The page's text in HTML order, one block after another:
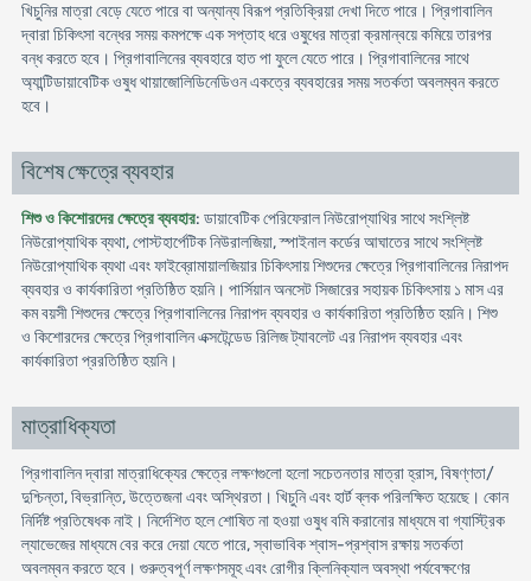
খিচুনির মাত্রা বেড়ে যেতে পারে বা অন্যান্য বিরূপ প্রতিক্রিয়া দেখা দিতে পারে। প্রিগাবালিন
দ্বারা চিকিৎসা বন্ধের সময় কমপক্ষে এক সপ্তাহ ধরে ওষুধের মাত্রা ক্রমান্বয়ে কমিয়ে তারপর
বন্ধ করতে হবে। প্রিগাবালিনের ব্যবহারে হাত পা ফুলে যেতে পারে। প্রিগাবালিনের সাথে
অ্যান্টিডায়াবেটিক ওষুধ থায়াজোলিডিনেডিওন একত্রে ব্যবহারের সময় সতর্কতা অবলম্বন করতে
হবে।
বিশেষ ক্ষেত্রে ব্যবহার
শিশু ও কিশোরদের ক্ষেত্রে ব্যবহার: ডায়াবেটিক পেরিফেরাল নিউরোপ্যাথির সাথে সংশ্লিষ্ট
নিউরোপ্যাথিক ব্যথা, পোস্টহার্পেটিক নিউরালজিয়া, স্পাইনাল কর্ডের আঘাতের সাথে সংশ্লিষ্ট
নিউরোপ্যাথিক ব্যথা এবং ফাইব্রোমায়ালজিয়ার চিকিৎসায় শিশুদের ক্ষেত্রে প্রিগাবালিনের নিরাপদ
ব্যবহার ও কার্যকারিতা প্রতিষ্ঠিত হয়নি। পার্সিয়ান অনসেট সিজারের সহায়ক চিকিৎসায় ১ মাস এর
কম বয়সী শিশুদের ক্ষেত্রে প্রিগাবালিনের নিরাপদ ব্যবহার ও কার্যকারিতা প্রতিষ্ঠিত হয়নি। শিশু
ও কিশোরদের ক্ষেত্রে প্রিগাবালিন এক্সটেন্ডেড রিলিজ ট্যাবলেট এর নিরাপদ ব্যবহার এবং
কার্যকারিতা প্ররতিষ্ঠিত হয়নি।
মাত্রাধিক্যতা
প্রিগাবালিন দ্বারা মাত্রাধিক্যের ক্ষেত্রে লক্ষণগুলো হলো সচেতনতার মাত্রা হ্রাস, বিষণ্ণতা/
দুশ্চিন্তা, বিভ্রান্তি, উত্তেজনা এবং অস্থিরতা। খিচুনি এবং হার্ট ব্লক পরিলক্ষিত হয়েছে। কোন
নির্দিষ্ট প্রতিষেধক নাই। নির্দেশিত হলে শোষিত না হওয়া ওষুধ বমি করানোর মাধ্যমে বা গ্যাস্ট্রিক
ল্যাভেজের মাধ্যমে বের করে দেয়া যেতে পারে, স্বাভাবিক শ্বাস-প্রশ্বাস রক্ষায় সতর্কতা
অবলম্বন করতে হবে। গুরুত্বপূর্ণ লক্ষণসমূহ এবং রোগীর ক্লিনিক্যাল অবস্থা পর্যবেক্ষণের